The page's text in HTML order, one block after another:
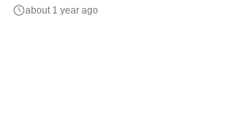
す！ 今後はサーバーサイドやアプリ開発、受託案件のみでなく自
社サービス運営へも領域を広げていきます
about 1 year ago